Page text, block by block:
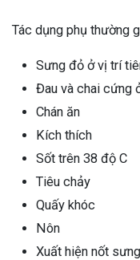
Tác dụng phụ thường
Sưng đỏ ở vị trí
Đau và chai cứng
Chán ăn
Kích thích
Sốt trên 38 độ C
Tiêu chảy
Quấy khóc
Nôn
Xuất hiện nốt